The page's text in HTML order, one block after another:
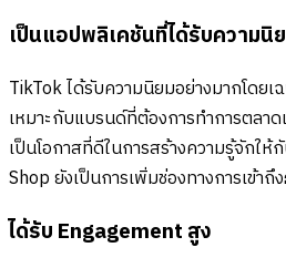
เป็นแอปพลิเคชันที่ได้รับความนิ
TikTok ได้รับความนิยมอย่างมากโดย
เหมาะกับแบรนด์ที่ต้องการทำการตลา
เป็นโอกาสที่ดีในการสร้างความรู้จักใ
Shop ยังเป็นการเพิ่มช่องทางการเข้าถึ
ได้รับ Engagement สูง